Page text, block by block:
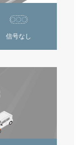
信号なし